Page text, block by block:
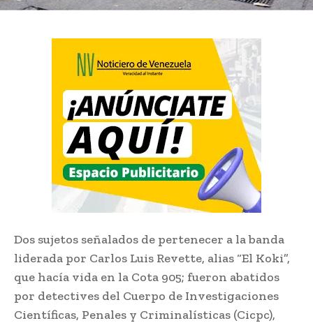
Dos sujetos señalados de pertenecer a la banda
liderada por Carlos Luis Revette, alias “El Koki”,
que hacía vida en la Cota 905; fueron abatidos
por detectives del Cuerpo de Investigaciones
Científicas, Penales y Criminalísticas (Cicpc),